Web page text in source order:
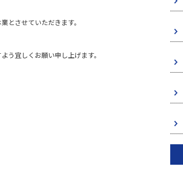
とさせていただきます。
う宜しくお願い申し上げます。